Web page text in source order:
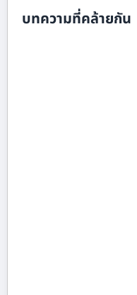
บทความที่คล้ายกัน